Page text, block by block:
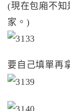
(現在包廂不知
家。)
要自己填單再